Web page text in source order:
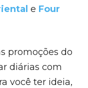
e Four
promoções do
diárias com
você ter ideia,